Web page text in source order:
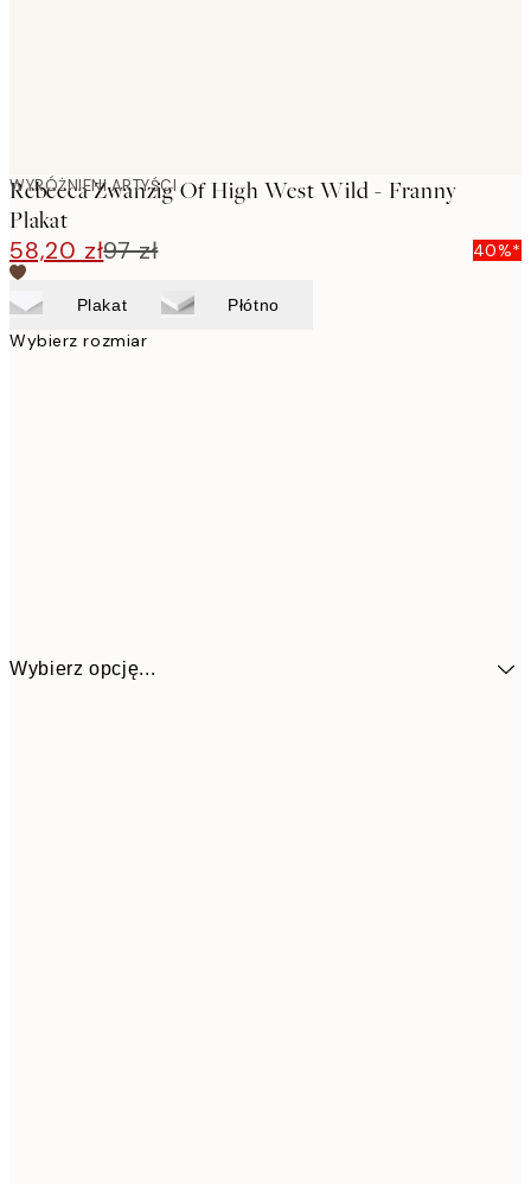
WYRÓŻNIENI ARTYŚCI
Rebecca Zwanzig Of High West Wild - Franny
Plakat
58,20 zł97 zł 40%*
Plakat Płótno
Wybierz rozmiar
Wybierz opcję...